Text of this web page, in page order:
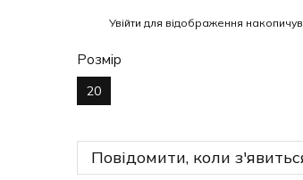
Увійти для відображення
Розмір
20
Повідомити, коли